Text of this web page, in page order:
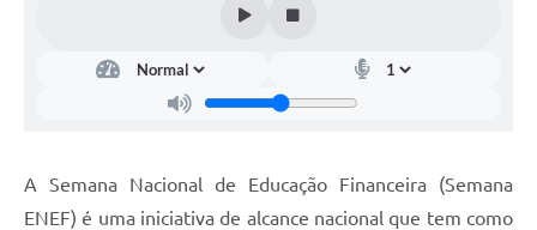
A Semana Nacional de Educação Financeira (Semana
ENEF) é uma iniciativa de alcance nacional que tem como